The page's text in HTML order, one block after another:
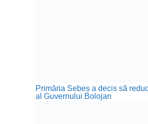
Primăria Sebeș a decis să
al Guvernului Bolojan